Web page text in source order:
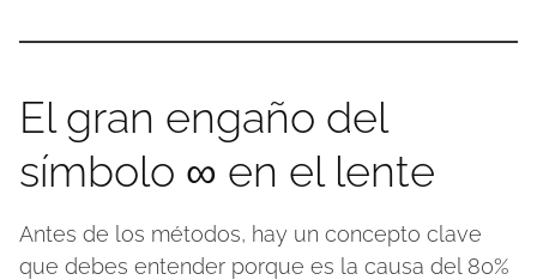
El gran engaño del
símbolo ∞ en el lente
Antes de los métodos, hay un concepto clave
que debes entender porque es la causa del 80%